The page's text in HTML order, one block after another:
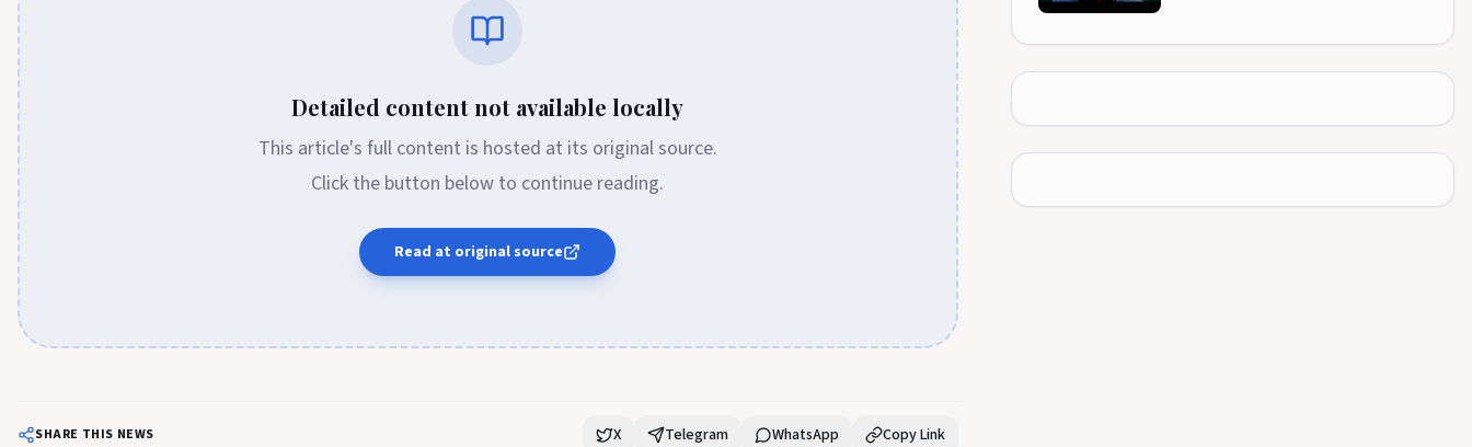
Detailed content not available locally
This article's full content is hosted at its original source.
Click the button below to continue reading.
Read at original source
SHARE THIS NEWS X Telegram WhatsApp Copy Link